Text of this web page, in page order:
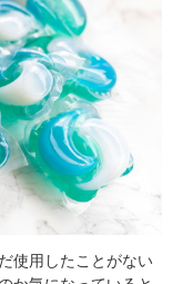
使用したことがない